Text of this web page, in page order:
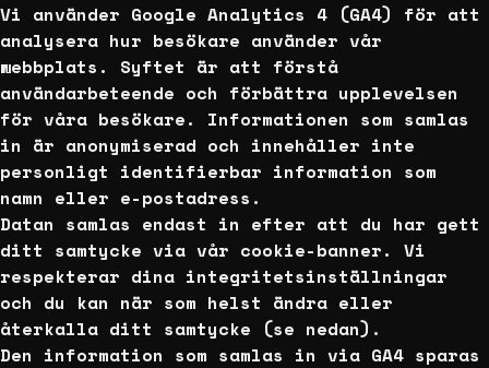
Vi använder Google Analytics 4 (GA4) för att
analysera hur besökare använder vår
webbplats. Syftet är att förstå
användarbeteende och förbättra upplevelsen
för våra besökare. Informationen som samlas
in är anonymiserad och innehåller inte
personligt identifierbar information som
namn eller e-postadress.
Datan samlas endast in efter att du har gett
ditt samtycke via vår cookie-banner. Vi
respekterar dina integritetsinställningar
och du kan när som helst ändra eller
återkalla ditt samtycke (se nedan).
Den information som samlas in via GA4 sparas